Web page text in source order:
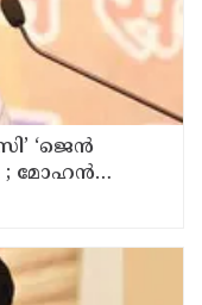
‘ജെൻ
; മോഹൻ